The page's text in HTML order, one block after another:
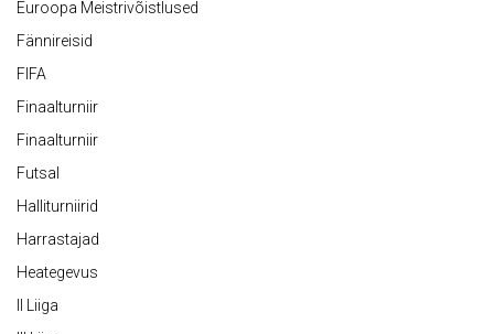
Euroopa Meistrivõistlused
Fännireisid
FIFA
Finaalturniir
Finaalturniir
Futsal
Halliturniirid
Harrastajad
Heategevus
II Liiga